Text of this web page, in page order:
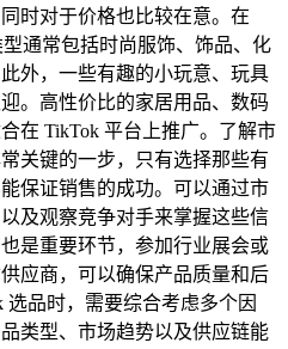
时对于价格也比较在意。在
通常包括时尚服饰、饰品、化
外，一些有趣的小玩意、玩具
。高性价比的家居用品、数码
在 TikTok 平台上推广。了解市
关键的一步，只有选择那些有
保证销售的成功。可以通过市
及观察竞争对手来掌握这些信
是重要环节，参加行业展会或
应商，可以确保产品质量和后
选品时，需要综合考虑多个因
类型、市场趋势以及供应链能